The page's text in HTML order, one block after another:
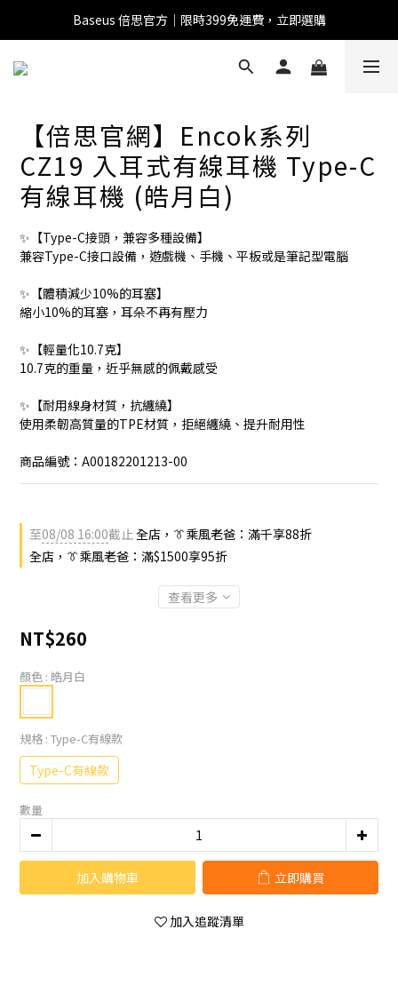
全館滿1500 95折
Baseus 倍思官方｜限時399免運費，立即選購
【倍思官網】Encok系列
CZ19 入耳式有線耳機 Type-C
有線耳機 (皓月白)
✨【Type-C接頭，兼容多種設備】
兼容Type-C接口設備，遊戲機、手機、平板或是筆記型電腦
✨【體積減少10%的耳塞】
縮小10%的耳塞，耳朵不再有壓力
✨【輕量化10.7克】
10.7克的重量，近乎無感的佩戴感受
✨【耐用線身材質，抗纏繞】
使用柔韌高質量的TPE材質，拒絕纏繞、提升耐用性
商品編號：A00182201213-00
至08/08 16:00截止全店，👔乘風老爸：滿千享88折
全店，👔乘風老爸：滿$1500享95折
查看更多
NT$260
顏色 : 皓月白
規格 : Type-C有線款
Type-C有線款
數量
加入購物車 立即購買
加入追蹤清單
Baseus 小獅助理
商品導購 / 客服資訊
動、出貨、保固與門市資訊；需要真人客服也可以直接留
言。